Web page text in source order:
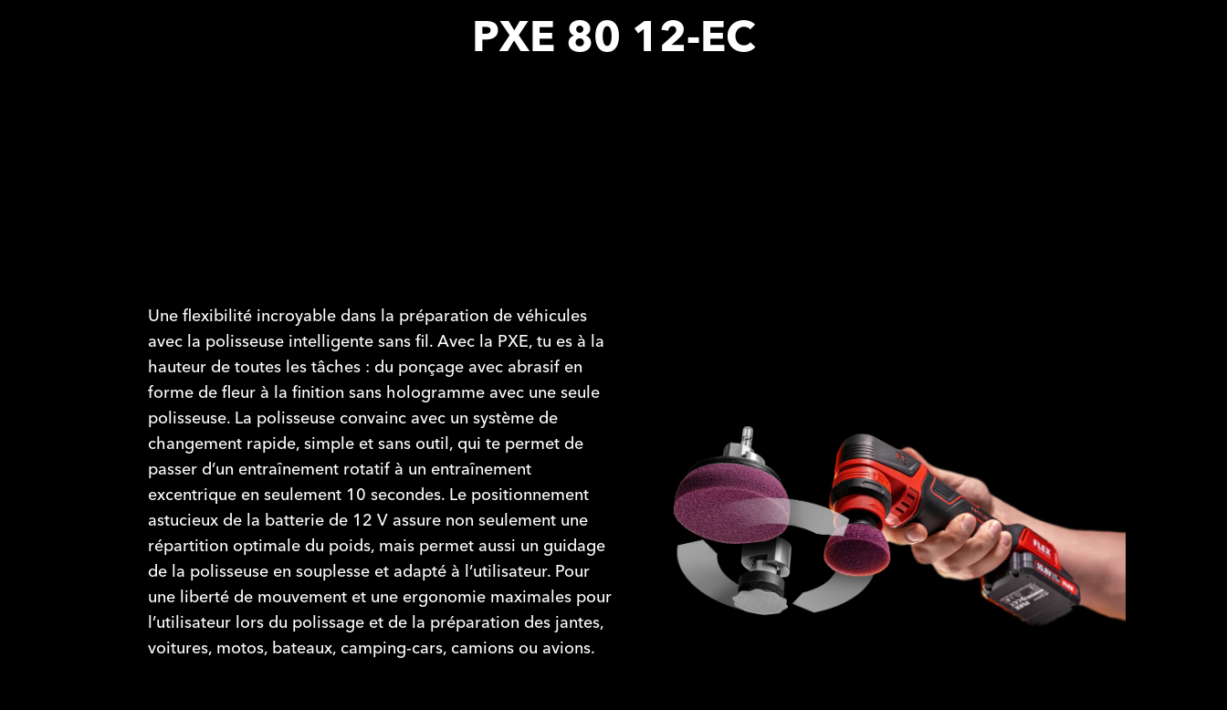
PXE 80 12-EC
Une flexibilité incroyable dans la préparation de véhicules
avec la polisseuse intelligente sans fil. Avec la PXE, tu es à la
hauteur de toutes les tâches : du ponçage avec abrasif en
forme de fleur à la finition sans hologramme avec une seule
polisseuse. La polisseuse convainc avec un système de
changement rapide, simple et sans outil, qui te permet de
passer d’un entraînement rotatif à un entraînement
excentrique en seulement 10 secondes. Le positionnement
astucieux de la batterie de 12 V assure non seulement une
répartition optimale du poids, mais permet aussi un guidage
de la polisseuse en souplesse et adapté à l’utilisateur. Pour
une liberté de mouvement et une ergonomie maximales pour
l’utilisateur lors du polissage et de la préparation des jantes,
voitures, motos, bateaux, camping-cars, camions ou avions.